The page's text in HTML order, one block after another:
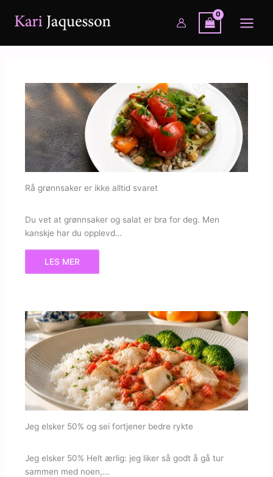
innholdet
Rå grønnsaker er ikke alltid svaret
Du vet at grønnsaker og salat er bra for deg. Men
kanskje har du opplevd…
LES MER
Jeg elsker 50% og sei fortjener bedre rykte
Jeg elsker 50% Helt ærlig: jeg liker så godt å gå tur
sammen med noen,…